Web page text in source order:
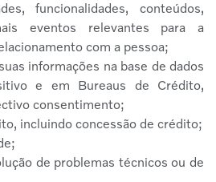
funcionalidades, conteúdos,
eventos relevantes para a
com a pessoa;
informações na base de dados
e em Bureaus de Crédito,
consentimento;
incluindo concessão de crédito;
de problemas técnicos ou de